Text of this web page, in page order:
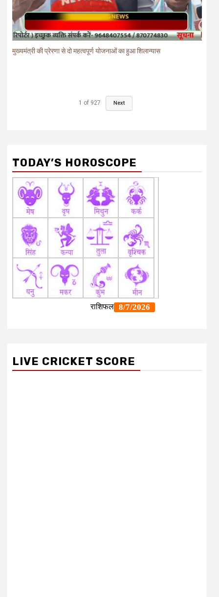
मुख्यमंत्री की प्रेरणा से दो महत्वपूर्ण योजनाओं का हुआ शिलान्यास
1 of 927 Next
TODAY’S HOROSCOPE
LIVE CRICKET SCORE